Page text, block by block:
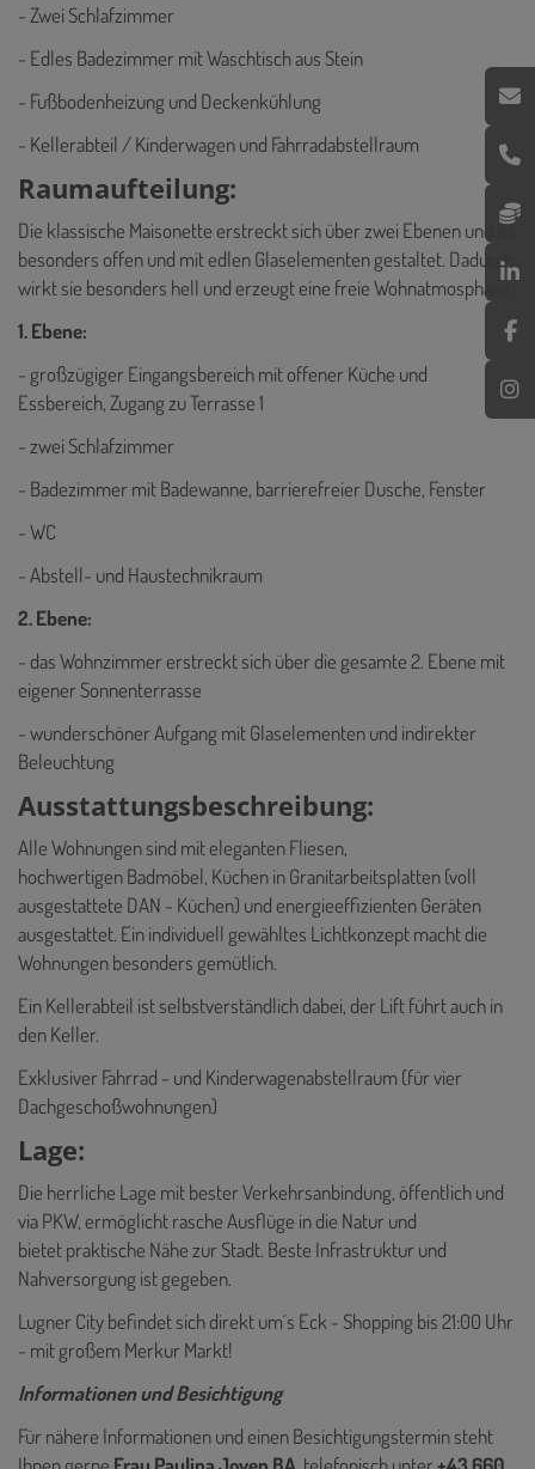
- Zwei Schlafzimmer
- Edles Badezimmer mit Waschtisch aus Stein
- Fußbodenheizung und Deckenkühlung
- Kellerabteil / Kinderwagen und Fahrradabstellraum
Raumaufteilung:
Die klassische Maisonette erstreckt sich über zwei Ebenen und ist
besonders offen und mit edlen Glaselementen gestaltet. Dadurch
wirkt sie besonders hell und erzeugt eine freie Wohnatmosphäre.
1. Ebene:
- großzügiger Eingangsbereich mit offener Küche und
Essbereich, Zugang zu Terrasse 1
- zwei Schlafzimmer
- Badezimmer mit Badewanne, barrierefreier Dusche, Fenster
- WC
- Abstell- und Haustechnikraum
2. Ebene:
- das Wohnzimmer erstreckt sich über die gesamte 2. Ebene mit
eigener Sonnenterrasse
- wunderschöner Aufgang mit Glaselementen und indirekter
Beleuchtung
Ausstattungsbeschreibung:
Alle Wohnungen sind mit eleganten Fliesen,
hochwertigen Badmöbel, Küchen in Granitarbeitsplatten (voll
ausgestattete DAN - Küchen) und energieeffizienten Geräten
ausgestattet. Ein individuell gewähltes Lichtkonzept macht die
Wohnungen besonders gemütlich.
Ein Kellerabteil ist selbstverständlich dabei, der Lift führt auch in
den Keller.
Exklusiver Fahrrad - und Kinderwagenabstellraum (für vier
Dachgeschoßwohnungen)
Lage:
Die herrliche Lage mit bester Verkehrsanbindung, öffentlich und
via PKW, ermöglicht rasche Ausflüge in die Natur und
bietet praktische Nähe zur Stadt. Beste Infrastruktur und
Nahversorgung ist gegeben.
Lugner City befindet sich direkt um´s Eck - Shopping bis 21:00 Uhr
- mit großem Merkur Markt!
Informationen und Besichtigung
Für nähere Informationen und einen Besichtigungstermin steht